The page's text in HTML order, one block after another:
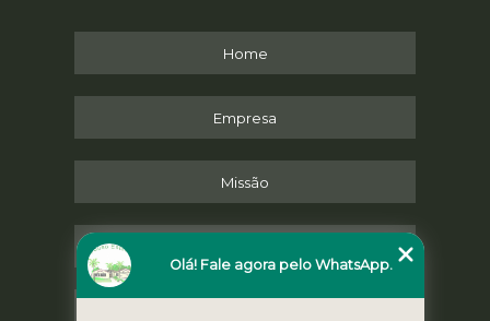
Home
Empresa
Missão
Olá! Fale agora pelo WhatsApp.